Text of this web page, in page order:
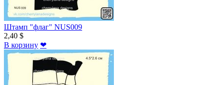
Штамп "флаг" NUS009
2,40 $
В корзину ❤